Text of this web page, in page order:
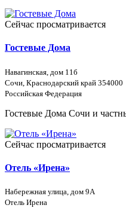
Сейчас просматривается
Гостевые Дома
Навагинская, дом 11б
Сочи, Краснодарский край 354000
Российская Федерация
Гостевые Дома Сочи и
Сейчас просматривается
Отель «Ирена»
Набережная улица, дом 9А
Отель Ирена